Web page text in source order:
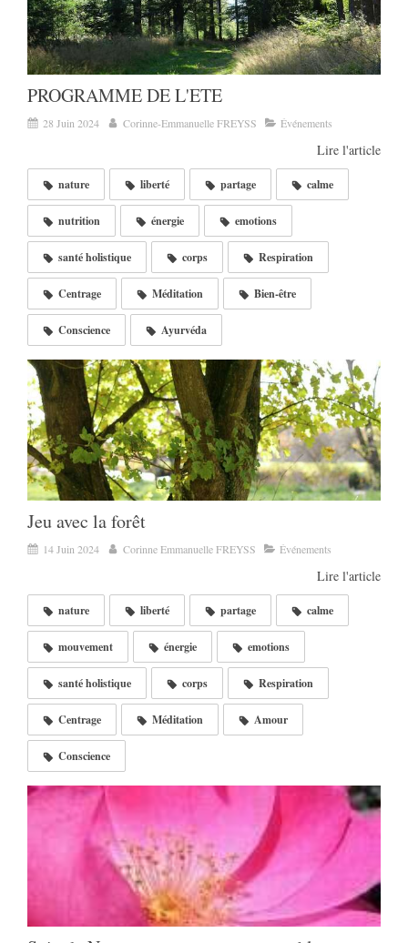
PROGRAMME DE L'ETE
28 Juin 2024 Corinne-Emmanuelle FREYSS Événements
Lire l'article
nature liberté partage calme
nutrition énergie emotions
santé holistique corps Respiration
Centrage Méditation Bien-être
Conscience Ayurvéda
Jeu avec la forêt
14 Juin 2024 Corinne Emmanuelle FREYSS Événements
Lire l'article
nature liberté partage calme
mouvement énergie emotions
santé holistique corps Respiration
Centrage Méditation Amour
Conscience